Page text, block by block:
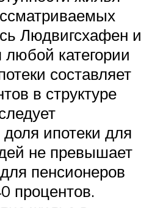
Людвигсхафен и
категории
составляет
в структуре
ипотеки для
не превышает
пенсионеров
процентов.